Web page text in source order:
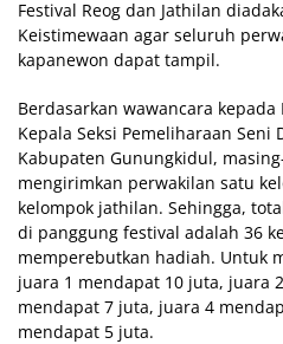
Festival Reog dan Jathilan
Keistimewaan agar seluruh
kapanewon dapat tampil.
Berdasarkan wawancara
Kepala Seksi Pemeliharaan Seni
Kabupaten Gunungkidul,
mengirimkan perwakilan satu
kelompok jathilan. Sehingga,
di panggung festival adalah 36
memperebutkan hadiah. Untuk
juara 1 mendapat 10 juta, juara
mendapat 7 juta, juara 4
mendapat 5 juta.